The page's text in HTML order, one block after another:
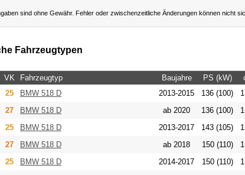
sind ohne Gewähr. Fehler oder zwischenzeitliche Änderungen können nicht
Fahrzeugtypen
VK Fahrzeugtyp Baujahre PS (kW)
25 BMW 518 D 2013-2015 136 (100)
27 BMW 518 D ab 2020 136 (100)
25 BMW 518 D 2013-2017 143 (105)
27 BMW 518 D ab 2018 150 (110)
25 BMW 518 D 2014-2017 150 (110)